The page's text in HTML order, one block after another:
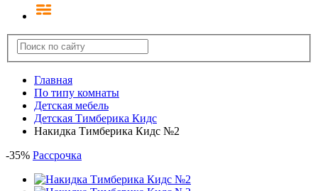
Главная
По типу комнаты
Детская мебель
Детская Тимберика Кидс
Накидка Тимберика Кидс №2
-35% Рассрочка